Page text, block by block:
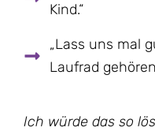
Kind.“
„Lass uns mal
Laufrad
Ich würde das so